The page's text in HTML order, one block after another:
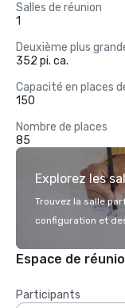
Salles de réunion
1
Deuxième plus
352 pi. ca.
Capacité en places
150
Nombre de places
85
Explorez les
Trouvez la salle
configuration et
Espace de
Participants